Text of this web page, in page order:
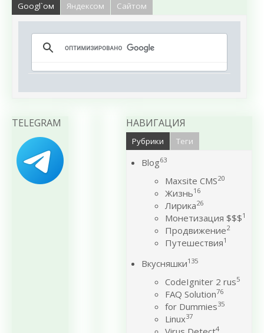
Googl`ом Яндексом Сайтом
TELEGRAM НАВИГАЦИЯ
Рубрики Теги
Blog63
Maxsite CMS20
Жизнь16
Лирика26
Монетизация $$$1
Продвижение2
Путешествия1
Вкусняшки135
CodeIgniter 2 rus5
FAQ Solution76
for Dummies35
Linux37
4